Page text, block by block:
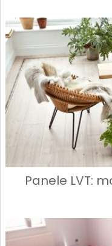
Panele LVT: